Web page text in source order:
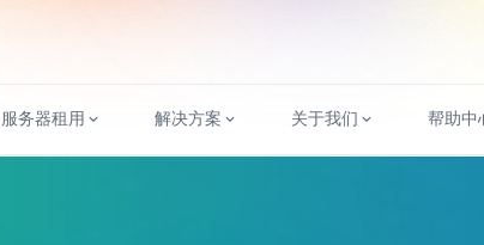
服务器租用 解决方案 关于我们 帮助中